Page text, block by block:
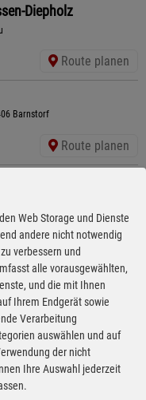
Diepholz
Route planen
Barnstorf
Route planen
Route planen
Route planen
Diepholz
Web Storage und Dienste
andere nicht notwendig
verbessern und
alle vorausgewählten,
und die mit Ihnen
Ihrem Endgerät sowie
Verarbeitung
auswählen und auf
der nicht
Ihre Auswahl jederzeit